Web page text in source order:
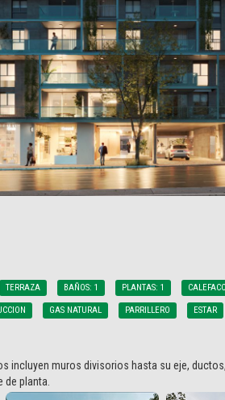
TERRAZA BAÑOS: 1 PLANTAS: 1
GAS NATURAL PARRILLERO ESTAR
incluyen muros divisorios hasta su eje,
planta.